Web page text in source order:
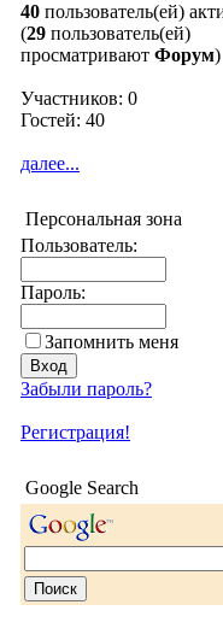
40 пользователь(ей)
(29 пользователь(ей)
просматривают Форум)
Участников: 0
Гостей: 40
далее...
Персональная зона
Пользователь:
Пароль:
Запомнить меня
Забыли пароль?
Регистрация!
Google Search